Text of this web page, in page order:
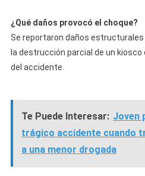
¿Qué daños provocó el choque?
Se reportaron daños
la destrucción parcial de un
del accidente.
Te Puede Interesar: Joven
trágico accidente cuando
a una menor drogada